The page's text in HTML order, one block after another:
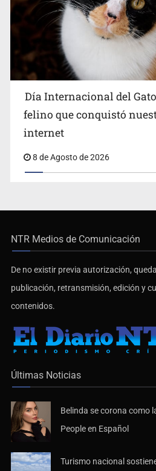
Día Internacional del
felino que conquistó
internet
8 de Agosto de 2026
NTR Medios de Comunicación
De no existir previa autorización,
publicación, retransmisión, edición y
contenidos.
Últimas Noticias
Belinda se corona como
People en Español
Turismo nacional